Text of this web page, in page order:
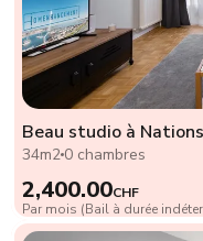
Beau studio à
34m2 0 chambres
2,400.00CHF
Par mois (Bail à durée